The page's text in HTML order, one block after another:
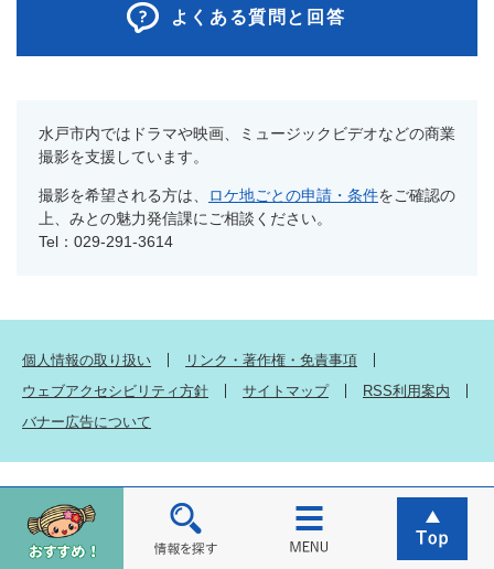
よくある質問と回答
水戸市内ではドラマや映画、ミュージックビデオなどの商業
撮影を支援しています。
撮影を希望される方は、 ロケ地ごとの申請・条件をご確認の
上、みとの魅力発信課にご相談ください。
Tel：029-291-3614
個人情報の取り扱い
リンク・著作権・免責事項
ウェブアクセシビリティ方針
サイトマップ
RSS利用案内
バナー広告について